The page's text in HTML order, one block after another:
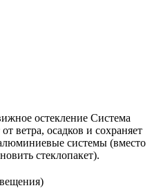
остекление Система
ветра, осадков и сохраняет
системы (вместо
стеклопакет).